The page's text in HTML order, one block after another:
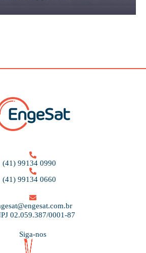
(41) 99134 0990
(41) 99134 0660
02.059.387/0001-87
Siga-nos